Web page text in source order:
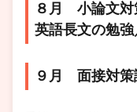
８月 小論文対
英語長文の勉
９月 面接対策